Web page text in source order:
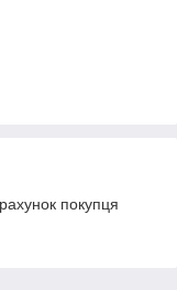
покупця